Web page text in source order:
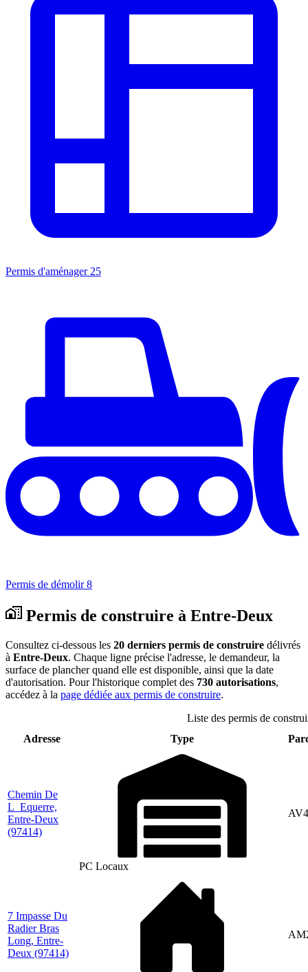
Permis d'aménager 25
Permis de démolir 8
Permis de construire à Entre-Deux
Consultez ci-dessous les 20 derniers permis de construire délivrés
à Entre-Deux. Chaque ligne précise l'adresse, le demandeur, la
surface de plancher quand elle est disponible, ainsi que la date
d'autorisation. Pour l'historique complet des 730 autorisations,
accédez à la page dédiée aux permis de construire.
Liste des permis de
Adresse
Type
Chemin De
L_Equerre,
Entre-Deux
(97414)
PC Locaux
7 Impasse Du
Radier Bras
Long, Entre-
Deux (97414)